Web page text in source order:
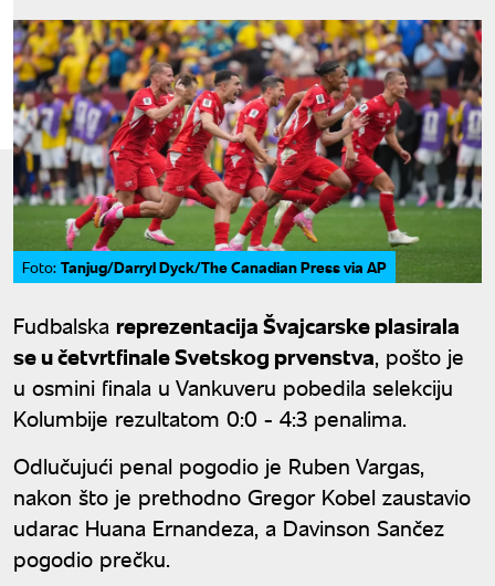
Foto: Tanjug/Darryl Dyck/The Canadian Press via AP
Fudbalska reprezentacija Švajcarske plasirala
se u četvrtfinale Svetskog prvenstva, pošto je
u osmini finala u Vankuveru pobedila selekciju
Kolumbije rezultatom 0:0 - 4:3 penalima.
Odlučujući penal pogodio je Ruben Vargas,
nakon što je prethodno Gregor Kobel zaustavio
udarac Huana Ernandeza, a Davinson Sančez
pogodio prečku.